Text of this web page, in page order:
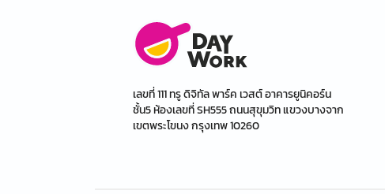
เลขที่ 111 ทรู ดิจิทัล พาร์ค เวสต์ อาคารยูนิคอร์น
ชั้น5 ห้องเลขที่ SH555 ถนนสุขุมวิท แขวงบางจาก
เขตพระโขนง กรุงเทพ 10260